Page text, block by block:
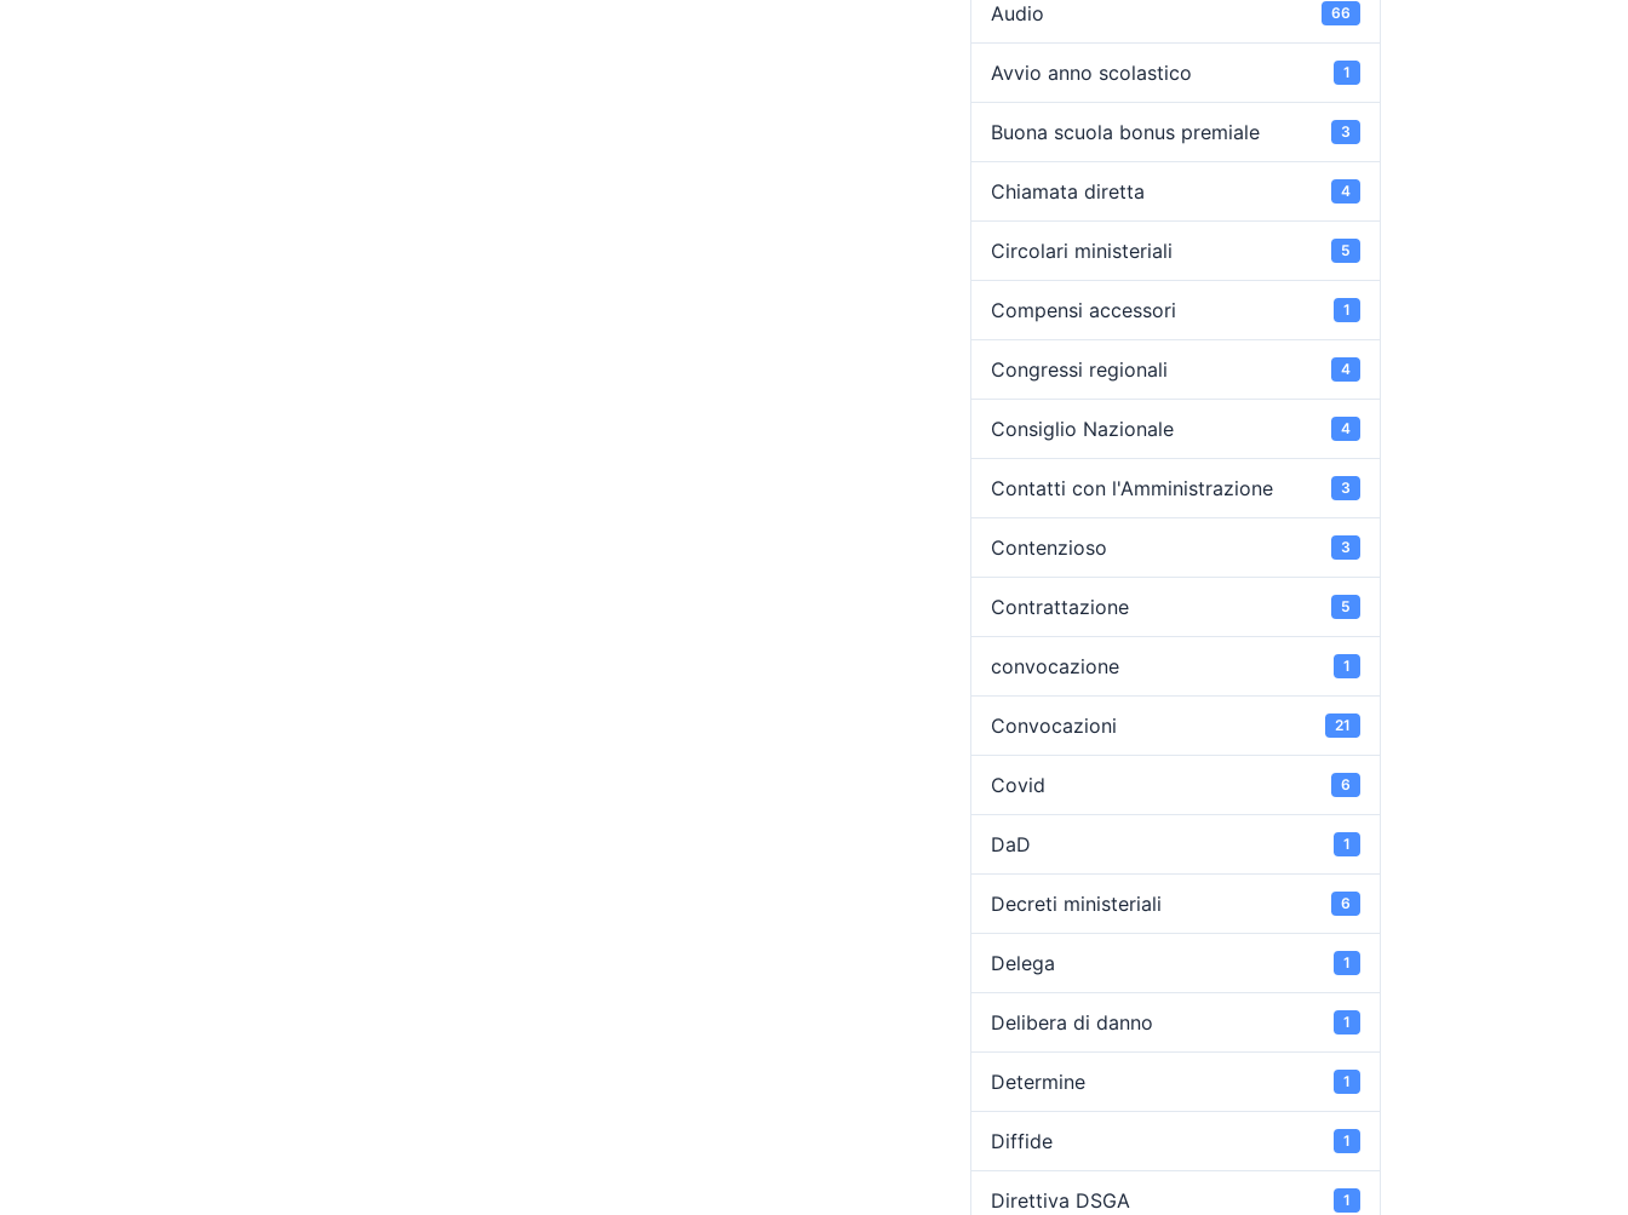
Audio 66
Avvio anno scolastico 1
Buona scuola bonus premiale 3
Chiamata diretta 4
Circolari ministeriali 5
Compensi accessori 1
Congressi regionali 4
Consiglio Nazionale 4
Contatti con l'Amministrazione 3
Contenzioso 3
Contrattazione 5
convocazione 1
Convocazioni 21
Covid 6
DaD 1
Decreti ministeriali 6
Delega 1
Delibera di danno 1
Determine 1
Diffide 1
Direttiva DSGA 1